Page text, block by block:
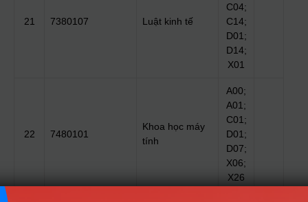
21 7380107 Luật kinh tế
C04;
C14;
D01;
D14;
X01
22 7480101
Khoa học máy
tính
A00;
A01;
C01;
D01;
D07;
X06;
X26